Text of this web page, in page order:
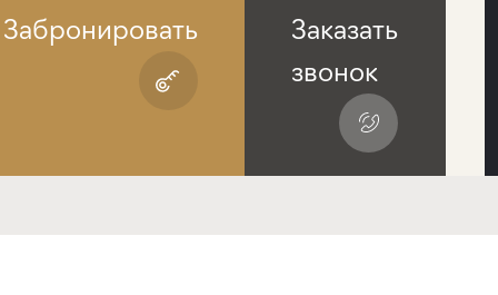
Забронировать
Заказать
звонок